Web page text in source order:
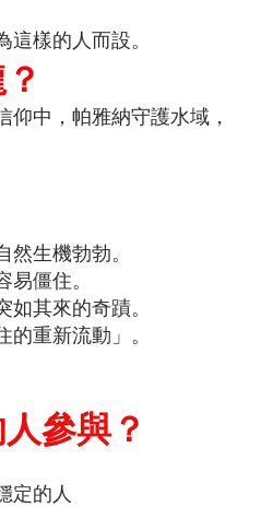
樣的人而設。
仰中，帕雅納守護水域，
生機勃勃。
僵住。
其來的奇蹟。
重新流動」。
參與？
定的人